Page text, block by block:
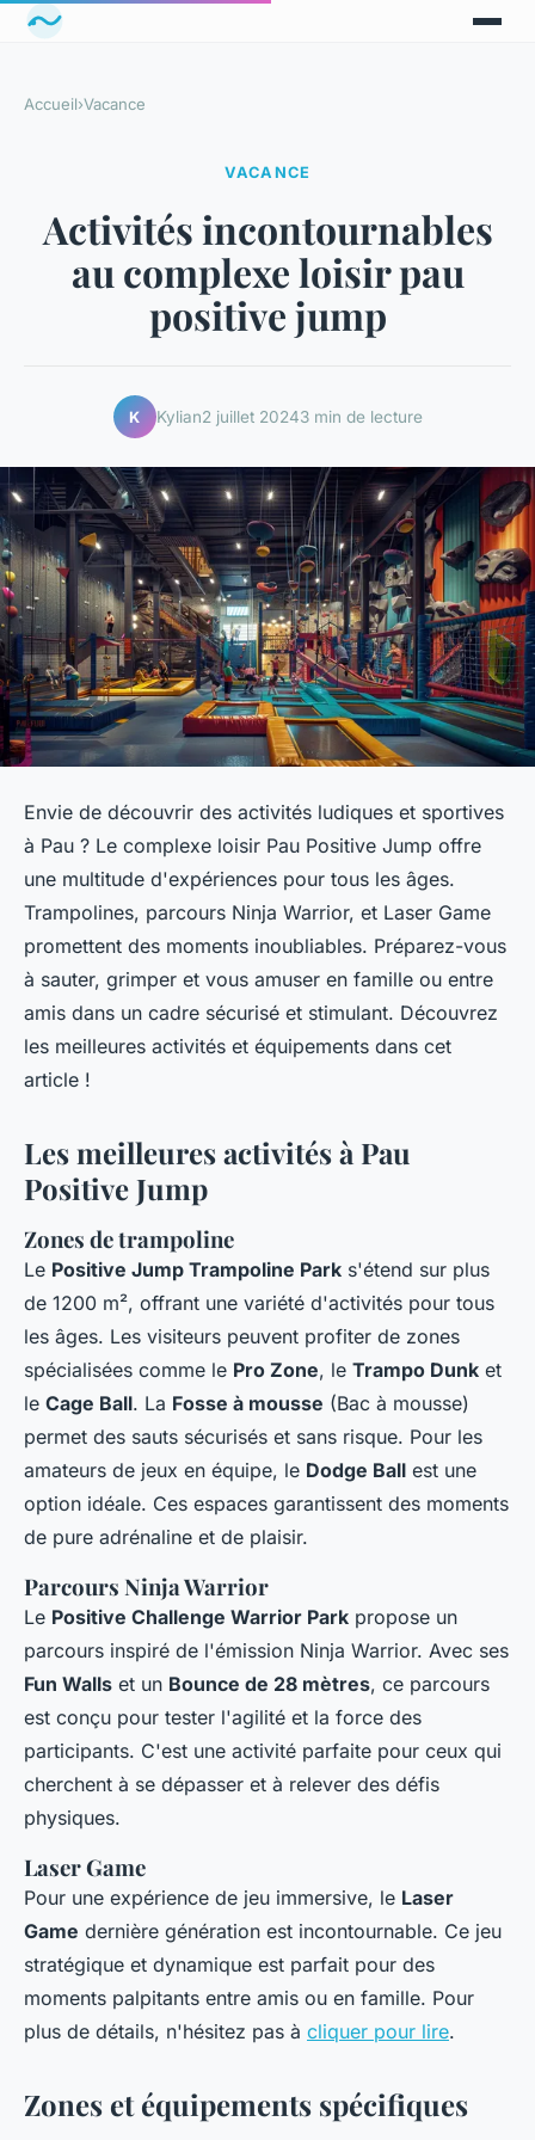
Accueil›Vacance
VACANCE
Activités incontournables
au complexe loisir pau
positive jump
K Kylian2 juillet 20243 min de lecture
Envie de découvrir des activités ludiques et sportives
à Pau ? Le complexe loisir Pau Positive Jump offre
une multitude d'expériences pour tous les âges.
Trampolines, parcours Ninja Warrior, et Laser Game
promettent des moments inoubliables. Préparez-vous
à sauter, grimper et vous amuser en famille ou entre
amis dans un cadre sécurisé et stimulant. Découvrez
les meilleures activités et équipements dans cet
article !
Les meilleures activités à Pau
Positive Jump
Zones de trampoline
Le Positive Jump Trampoline Park s'étend sur plus
de 1200 m², offrant une variété d'activités pour tous
les âges. Les visiteurs peuvent profiter de zones
spécialisées comme le Pro Zone, le Trampo Dunk et
le Cage Ball. La Fosse à mousse (Bac à mousse)
permet des sauts sécurisés et sans risque. Pour les
amateurs de jeux en équipe, le Dodge Ball est une
option idéale. Ces espaces garantissent des moments
de pure adrénaline et de plaisir.
Parcours Ninja Warrior
Le Positive Challenge Warrior Park propose un
parcours inspiré de l'émission Ninja Warrior. Avec ses
Fun Walls et un Bounce de 28 mètres, ce parcours
est conçu pour tester l'agilité et la force des
participants. C'est une activité parfaite pour ceux qui
cherchent à se dépasser et à relever des défis
physiques.
Laser Game
Pour une expérience de jeu immersive, le Laser
Game dernière génération est incontournable. Ce jeu
stratégique et dynamique est parfait pour des
moments palpitants entre amis ou en famille. Pour
plus de détails, n'hésitez pas à cliquer pour lire.
Zones et équipements spécifiques